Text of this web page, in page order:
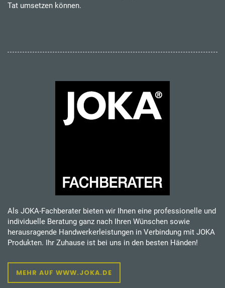
Tat umsetzen können.
Als JOKA-Fachberater bieten wir Ihnen eine professionelle und
individuelle Beratung ganz nach Ihren Wünschen sowie
herausragende Handwerkerleistungen in Verbindung mit JOKA
Produkten. Ihr Zuhause ist bei uns in den besten Händen!
MEHR AUF WWW.JOKA.DE